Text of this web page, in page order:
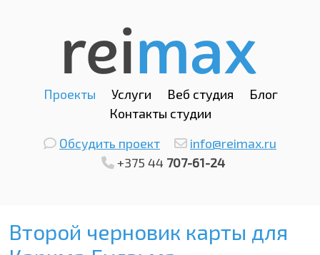
Проекты Услуги Веб студия
Блог
Контакты студии
Обсудить проект
info@reimax.ru
+375 44 707-61-24
Второй черновик карты для